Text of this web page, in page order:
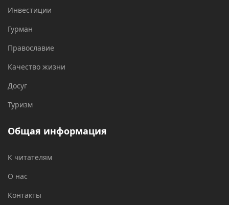
Инвестиции
Гурман
Православие
Качество жизни
Досуг
Туризм
Общая информация
К читателям
О нас
Контакты